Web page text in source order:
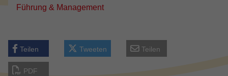
Führung & Management
Teilen Tweeten Teilen
PDF